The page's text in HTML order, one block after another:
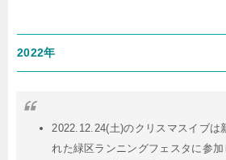
2022年
2022.12.24(土)のクリスマスイブは
れた緑区ランニングフェスタに参